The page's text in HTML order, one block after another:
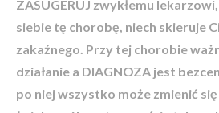
ZASUGERUJ zwykłemu
siebie tę chorobę, niech skieruje
zakaźnego. Przy tej chorobie
działanie a DIAGNOZA jest
po niej wszystko może zmienić